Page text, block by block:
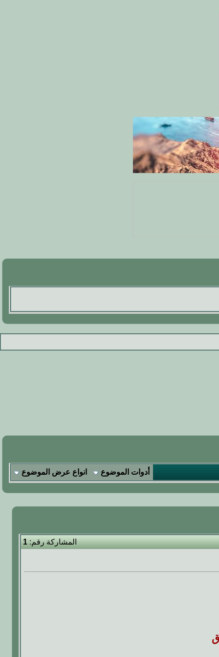
أدوات الموضوع انواع عرض الموضوع
المشاركة رقم:1